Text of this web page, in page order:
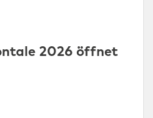
2026 öffnet